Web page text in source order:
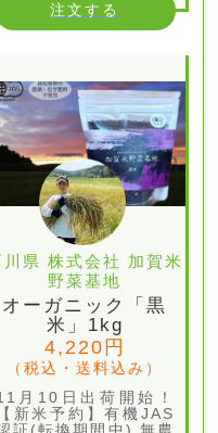
注文する
川県 株式会社 加賀米
野菜基地
オーガニック「黒
米」1kg
4,220円
（税込・送料込み）
月10日出荷開始！
【新米予約】有機JAS